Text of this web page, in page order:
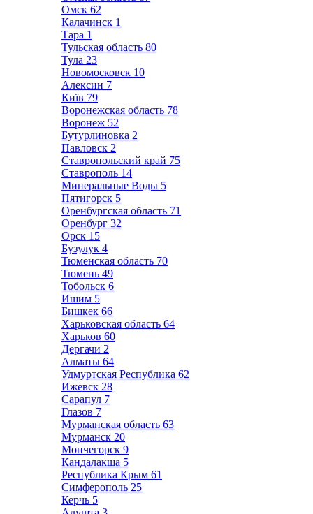
Омск 62
Калачинск 1
Тара 1
Тульская область 80
Тула 23
Новомосковск 10
Алексин 7
Київ 79
Воронежская область 78
Воронеж 52
Бутурлиновка 2
Павловск 2
Ставропольский край 75
Ставрополь 14
Минеральные Воды 5
Пятигорск 5
Оренбургская область 71
Оренбург 32
Орск 15
Бузулук 4
Тюменская область 70
Тюмень 49
Тобольск 6
Ишим 5
Бишкек 66
Харьковская область 64
Харьков 60
Дергачи 2
Алматы 64
Удмуртская Республика 62
Ижевск 28
Сарапул 7
Глазов 7
Мурманская область 63
Мурманск 20
Мончегорск 9
Кандалакша 5
Республика Крым 61
Симферополь 25
Керчь 5